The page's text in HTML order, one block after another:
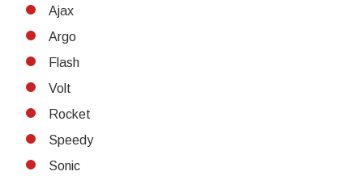
Ajax
Argo
Flash
Volt
Rocket
Speedy
Sonic